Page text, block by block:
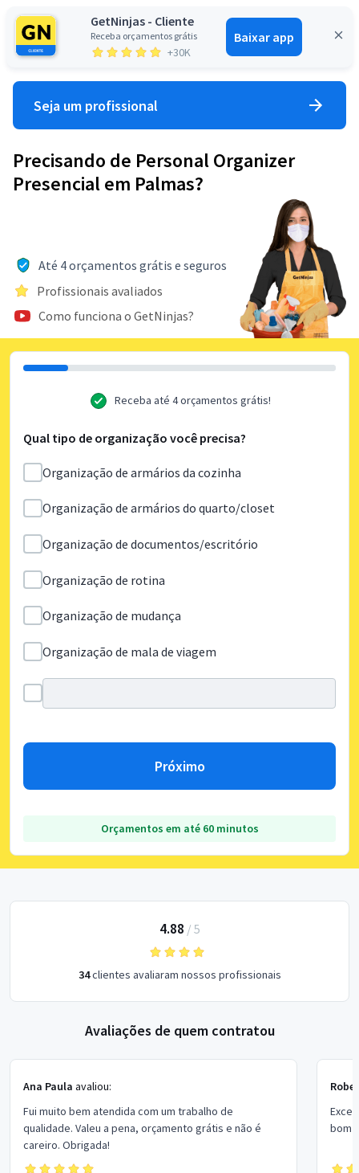
GetNinjas - Cliente
Receba orçamentos grátis
+30K
Baixar app
Entrar
Seja um profissional
Precisando de Personal Organizer
Presencial em Palmas?
Até 4 orçamentos grátis e seguros
Profissionais avaliados
Como funciona o GetNinjas?
Receba até 4 orçamentos grátis!
Qual tipo de organização você precisa?
Organização de armários da cozinha
Organização de armários do quarto/closet
Organização de documentos/escritório
Organização de rotina
Organização de mudança
Organização de mala de viagem
Próximo
Orçamentos em até 60 minutos
4.88 / 5
34clientes avaliaram nossos profissionais
Avaliações de quem contratou
Ana Paula avaliou:
Fui muito bem atendida com um trabalho de
qualidade. Valeu a pena, orçamento grátis e não é
careiro. Obrigada!
bom